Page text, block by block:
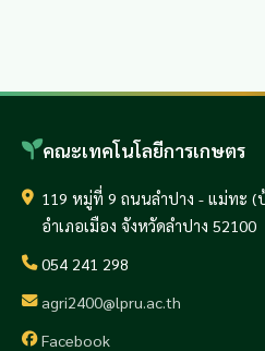
คณะเทคโนโลยีการเกษตร
119 หมู่ที่ 9 ถนนลำปาง - แม่ทะ
อำเภอเมือง จังหวัดลำปาง 52100
054 241 298
agri2400@lpru.ac.th
Facebook